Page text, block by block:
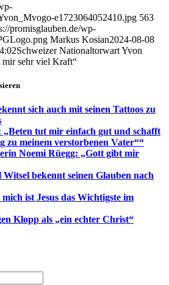
e1723064052410.jpg 563
promisglauben.de/wp-
Markus Kosian2024-08-08
Schweizer Nationaltorwart Yvon
sehr viel Kraft“
sich auch mit seinen Tattoos zu
tut mir einfach gut und schafft
zu meinem verstorbenen Vater““
Noemi Rüegg: „Gott gibt mir
bekennt seinen Glauben nach
ist Jesus das Wichtigste im
Klopp als „ein echter Christ“